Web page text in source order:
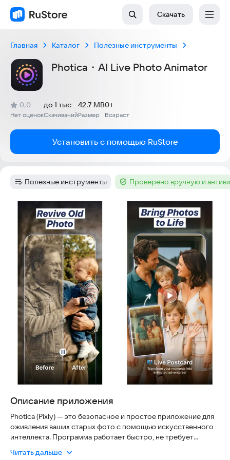
Скачать
Главная Каталог Полезные инструменты
Photica・AI Live Photo Animator
Рейтинг:
0,0
(
Нет оценок
)
Скачиваний
до 1 тыс
Размер
42.7 MB
Возраст
0+
Установить с помощью RuStore
Категория:
Полезные инструменты Тег :Проверено вручную и
Скриншоты
Описание приложения
Photica (Pixly) — это безопасное и простое приложение для
оживления ваших старых фото с помощью искусственного
интеллекта. Программа работает быстро, не требует
современным стандартам защиты данных, позволяя легко
Читать дальше